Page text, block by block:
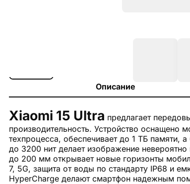
Описание
Xiaomi 15 Ultra предлагает
производительность. Устройство
техпроцесса, обеспечивает до 1 ТБ памяти,
до 3200 нит делает изображение
до 200 мм открывает новые горизонты
7, 5G, защита от воды по стандарту IP68 и
HyperCharge делают смартфон надежным